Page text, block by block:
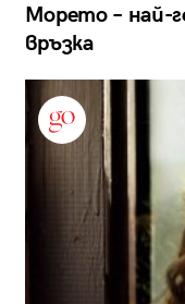
Морето – най-
връзка